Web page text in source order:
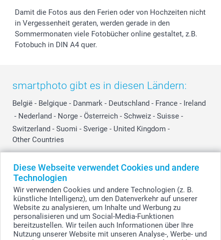
Diese Webseite verwendet Cookies und andere
Technologien
Wir verwenden Cookies und andere Technologien (z. B.
künstliche Intelligenz), um den Datenverkehr auf unserer
Website zu analysieren, um Inhalte und Werbung zu
personalisieren und um Social-Media-Funktionen
bereitzustellen. Wir teilen auch Informationen über Ihre
Nutzung unserer Website mit unseren Analyse-, Werbe- und
Damit die Fotos aus den Ferien oder von Hochzeiten nicht
in Vergessenheit geraten, werden gerade in den
Sommermonaten viele Fotobücher online gestaltet, z.B.
Fotobuch in DIN A4 quer.
smartphoto gibt es in diesen Ländern:
België - Belgique - Danmark - Deutschland - France - Ireland
- Nederland - Norge - Österreich - Schweiz - Suisse -
Switzerland - Suomi - Sverige - United Kingdom -
Other Countries
© smartphoto Group. Alle Rechte vorbehalten.
Alle Preise verstehen sich in Schweizer Franken (CHF) inkl. MwSt. und zzgl.